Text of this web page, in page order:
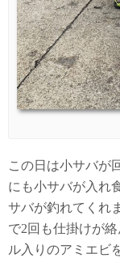
この日は小サバが
にも小サバが入れ
サバが釣れてくれ
で2回も仕掛けが
ル入りのアミエビ